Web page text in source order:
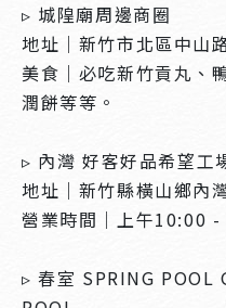
▹ 城隍廟周邊商圈
地址｜新竹市北區中山
美食｜必吃新竹貢丸、
潤餅等等。
▹ 內灣 好客好品希望工
地址｜新竹縣橫山鄉內
營業時間｜上午10:00
▹ 春室 SPRING